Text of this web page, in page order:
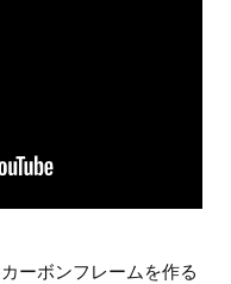
ーボンフレームを作る